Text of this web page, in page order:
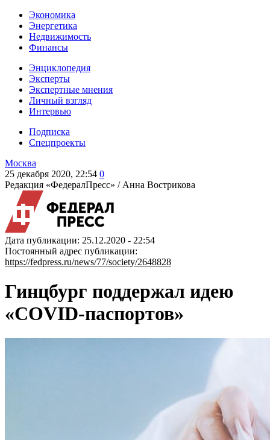
Экономика
Энергетика
Недвижимость
Финансы
Энциклопедия
Эксперты
Экспертные мнения
Личный взгляд
Интервью
Подписка
Спецпроекты
Москва
25 декабря 2020, 22:54 0
Редакция «ФедералПресс» / Анна Вострикова
Дата публикации: 25.12.2020 - 22:54
Постоянный адрес публикации:
https://fedpress.ru/news/77/society/2648828
Гинцбург поддержал идею
«COVID-паспортов»